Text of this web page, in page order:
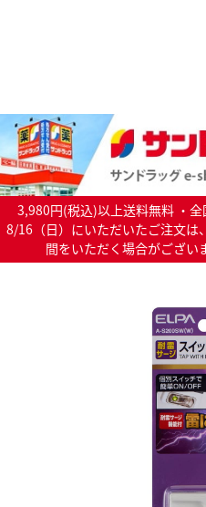
3,980円(税込)以上送料無料 ・
8/16（日）にいただいたご注文は
間をいただく場合がござい